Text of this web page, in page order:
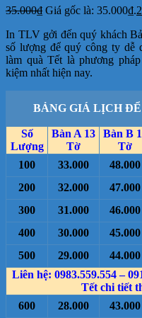
35.000₫ Giá gốc là: 35.000₫.
In TLV gởi đến quý khách
số lượng để quý công ty dễ
làm quà Tết là phương
kiệm nhất hiện nay.
BẢNG GIÁ LỊCH
Số
Lượng
Bàn A 13
Tờ
Bàn B
Tờ
100 33.000 48.000
200
32.000 47.000
300
31.000 46.000
400
30.000 45.000
500
29.000 44.000
Liên hệ: 0983.559.554 –
Tết chi tiết
600
28.000 43.000